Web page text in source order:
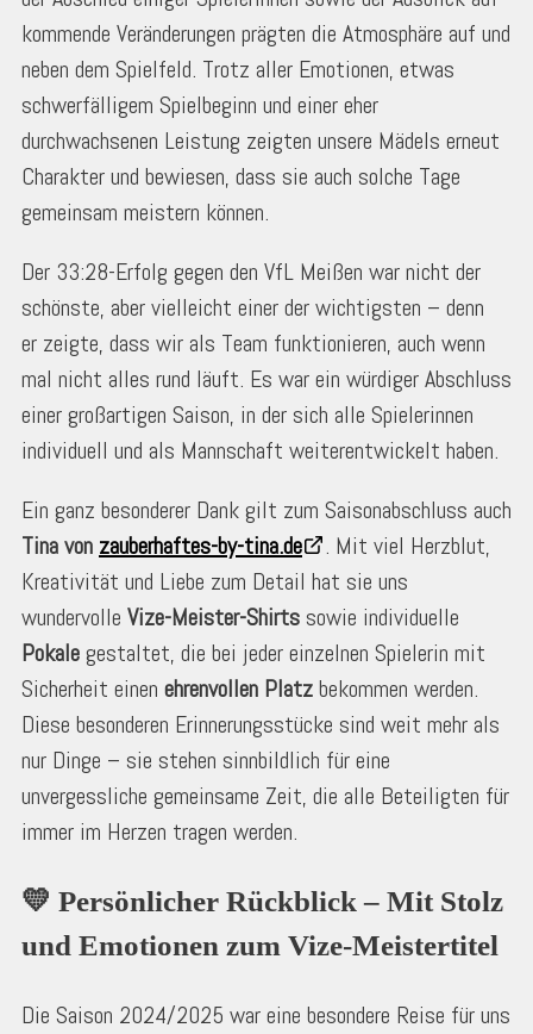
kommende Veränderungen prägten die Atmosphäre auf und
neben dem Spielfeld. Trotz aller Emotionen, etwas
schwerfälligem Spielbeginn und einer eher
durchwachsenen Leistung zeigten unsere Mädels erneut
Charakter und bewiesen, dass sie auch solche Tage
gemeinsam meistern können.
Der 33:28-Erfolg gegen den VfL Meißen war nicht der
schönste, aber vielleicht einer der wichtigsten – denn
er zeigte, dass wir als Team funktionieren, auch wenn
mal nicht alles rund läuft. Es war ein würdiger Abschluss
einer großartigen Saison, in der sich alle Spielerinnen
individuell und als Mannschaft weiterentwickelt haben.
Ein ganz besonderer Dank gilt zum Saisonabschluss auch
Tina von zauberhaftes-by-tina.de
. Mit viel Herzblut,
Kreativität und Liebe zum Detail hat sie uns
wundervolle Vize-Meister-Shirts sowie individuelle
Pokalegestaltet, die bei jeder einzelnen Spielerin mit
Sicherheit einen ehrenvollen Platzbekommen werden.
Diese besonderen Erinnerungsstücke sind weit mehr als
nur Dinge – sie stehen sinnbildlich für eine
unvergessliche gemeinsame Zeit, die alle Beteiligten für
immer im Herzen tragen werden.
💛 Persönlicher Rückblick – Mit Stolz
und Emotionen zum Vize-Meistertitel
Die Saison 2024/2025 war eine besondere Reise für uns